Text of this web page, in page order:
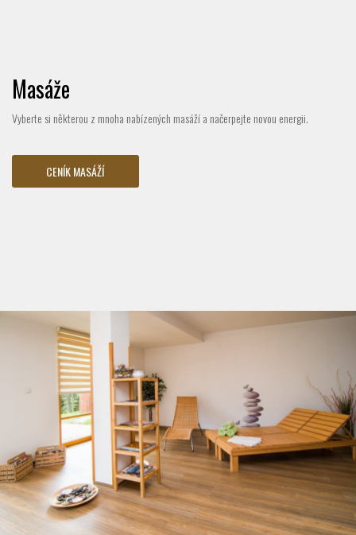
Masáže
Vyberte si některou z mnoha nabízených masáží a načerpejte novou energii.
CENÍK MASÁŽÍ